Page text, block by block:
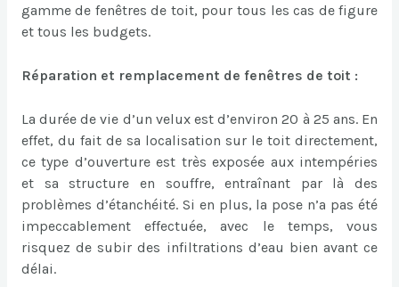
gamme de fenêtres de toit, pour tous les cas de figure
et tous les budgets.
Réparation et remplacement de fenêtres de toit :
La durée de vie d’un velux est d’environ 20 à 25 ans. En
effet, du fait de sa localisation sur le toit directement,
ce type d’ouverture est très exposée aux intempéries
et sa structure en souffre, entraînant par là des
problèmes d’étanchéité. Si en plus, la pose n’a pas été
impeccablement effectuée, avec le temps, vous
risquez de subir des infiltrations d’eau bien avant ce
délai.